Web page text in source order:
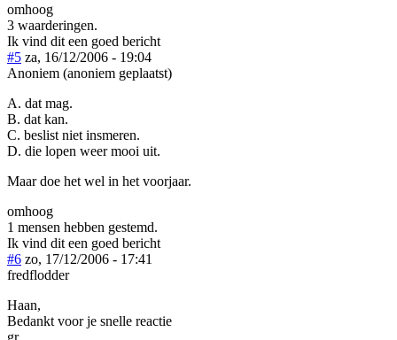
omhoog
3 waarderingen.
Ik vind dit een goed bericht
#5 za, 16/12/2006 - 19:04
Anoniem (anoniem geplaatst)
A. dat mag.
B. dat kan.
C. beslist niet insmeren.
D. die lopen weer mooi uit.
Maar doe het wel in het voorjaar.
omhoog
1 mensen hebben gestemd.
Ik vind dit een goed bericht
#6 zo, 17/12/2006 - 17:41
fredflodder
Haan,
Bedankt voor je snelle reactie
gr